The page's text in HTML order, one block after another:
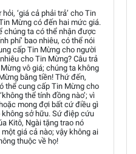
‘giá cả phải trả’ cho Tin
Mừng có đến hai mức giá.
chúng ta có thể nhận được
phí’ bao nhiêu, có thể nói
cấp Tin Mừng cho người
cho Tin Mừng? Câu trả
Mừng vô giá; chúng ta không
bằng tiền! Thứ đến,
thể cung cấp Tin Mừng cho
thể tính đồng nào’; vì
mong đợi bất cứ điều gì
sở hữu. Sứ điệp cứu
Kitô, Ngài tặng trao nó
giá cả nào; vậy không ai
thuộc về họ!